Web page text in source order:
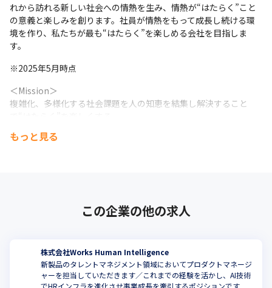
員は昼休憩（11:30～13:30）と育児タイム（18:00～
21:00）以外で業務をしており、仕事と家庭を両立できる
ようなタイムスケジューリングをしています
・ワーケーション制度の活用事例：年間3カ月は日本国内
であれば、どちらからでも勤務可能な制度があるので実際
＜リモート環境下のコミュニケーション＞
・チームごとのデイリーミーティング
があり自由に参加可能）
れから訪れる新しい社会への情熱を生み、情熱が“はたらく”こと
の意義と楽しみを創ります。社員が情熱をもって成長し続ける環
境を作り、私たちが最も“はたらく”を楽しめる会社を目指しま
す。
※2025年5月時点
＜Mission＞
複雑化、多様化する社会課題を人の知恵を結集し解決すること
＜『COMPANY』の実績＞
※2　2024年度　金額ベース
もっと見る
この企業の他の求人
株式会社Works Human Intelligence
新製品のタレントマネジメント領域においてプロダクトマネージ
ャーを担当していただきます／これまでの経験を活かし、AI技術
でHRインフラを進化させ事業成長を牽引するポジションです